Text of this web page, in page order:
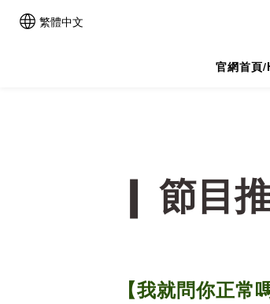
繁體中文
官網首頁/
❙ 節目
【我就問你正常